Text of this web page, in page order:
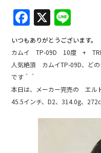
F
a
c
e
b
o
o
X
n
e
いつもありがとうございます。
カムイ TP-09D 10度 +
人気絶頂 カムイTP-09D、ど
です＾＾
本日は、メーカー完売の エル
45.5インチ、D2、314.0g、